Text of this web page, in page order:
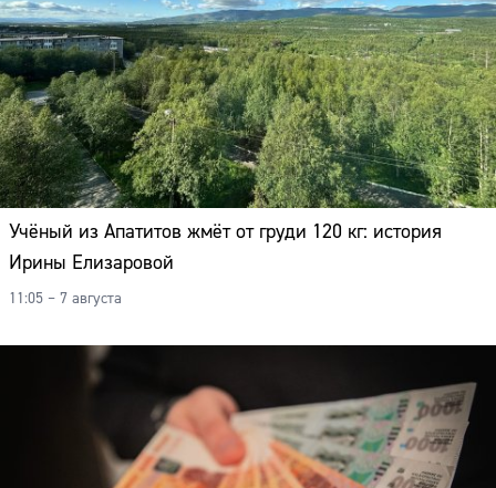
Учёный из Апатитов жмёт от груди 120 кг: история
Ирины Елизаровой
11:05 – 7 августа
Сайт: